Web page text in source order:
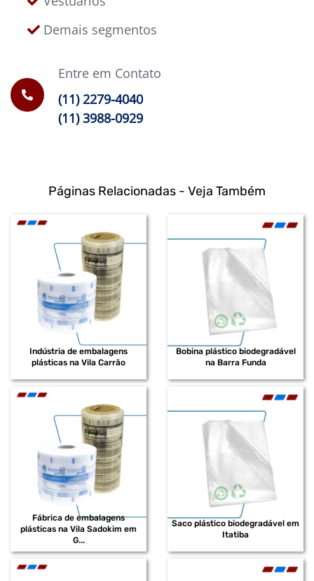
Demais segmentos
Entre em Contato
(11) 2279-4040
(11) 3988-0929
Páginas Relacionadas - Veja Também
Indústria de embalagens
plásticas na Vila Carrão
Bobina plástico biodegradável
na Barra Funda
Fábrica de embalagens
plásticas na Vila Sadokim em
G...
Saco plástico biodegradável em
Itatiba